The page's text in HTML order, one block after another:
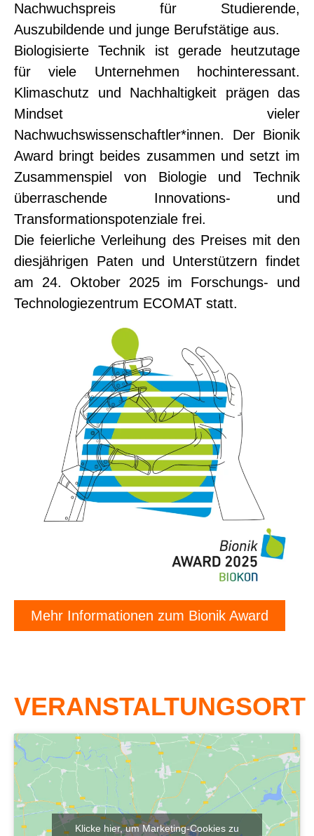
Nachwuchspreis für Studierende,
Auszubildende und junge Berufstätige aus.
Biologisierte Technik ist gerade heutzutage
für viele Unternehmen hochinteressant.
Klimaschutz und Nachhaltigkeit prägen das
Mindset vieler
Nachwuchswissenschaftler*innen. Der Bionik
Award bringt beides zusammen und setzt im
Zusammenspiel von Biologie und Technik
überraschende Innovations- und
Transformationspotenziale frei.
Die feierliche Verleihung des Preises mit den
diesjährigen Paten und Unterstützern findet
am 24. Oktober 2025 im Forschungs- und
Technologiezentrum ECOMAT statt.
Mehr Informationen zum Bionik Award
VERANSTALTUNGSORT
Klicke hier, um Marketing-Cookies zu